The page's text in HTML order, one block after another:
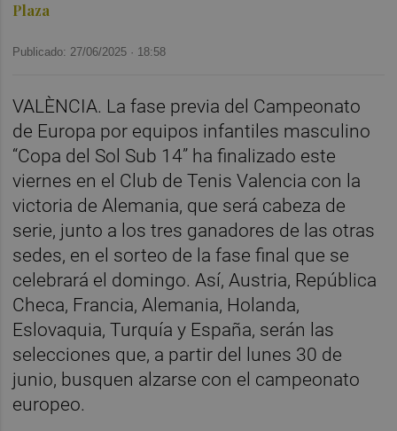
Plaza
Publicado: 27/06/2025 · 18:58
VALÈNCIA. La fase previa del Campeonato
de Europa por equipos infantiles masculino
“Copa del Sol Sub 14” ha finalizado este
viernes en el Club de Tenis Valencia con la
victoria de Alemania, que será cabeza de
serie, junto a los tres ganadores de las otras
sedes, en el sorteo de la fase final que se
celebrará el domingo. Así, Austria, República
Checa, Francia, Alemania, Holanda,
Eslovaquia, Turquía y España, serán las
selecciones que, a partir del lunes 30 de
junio, busquen alzarse con el campeonato
europeo.